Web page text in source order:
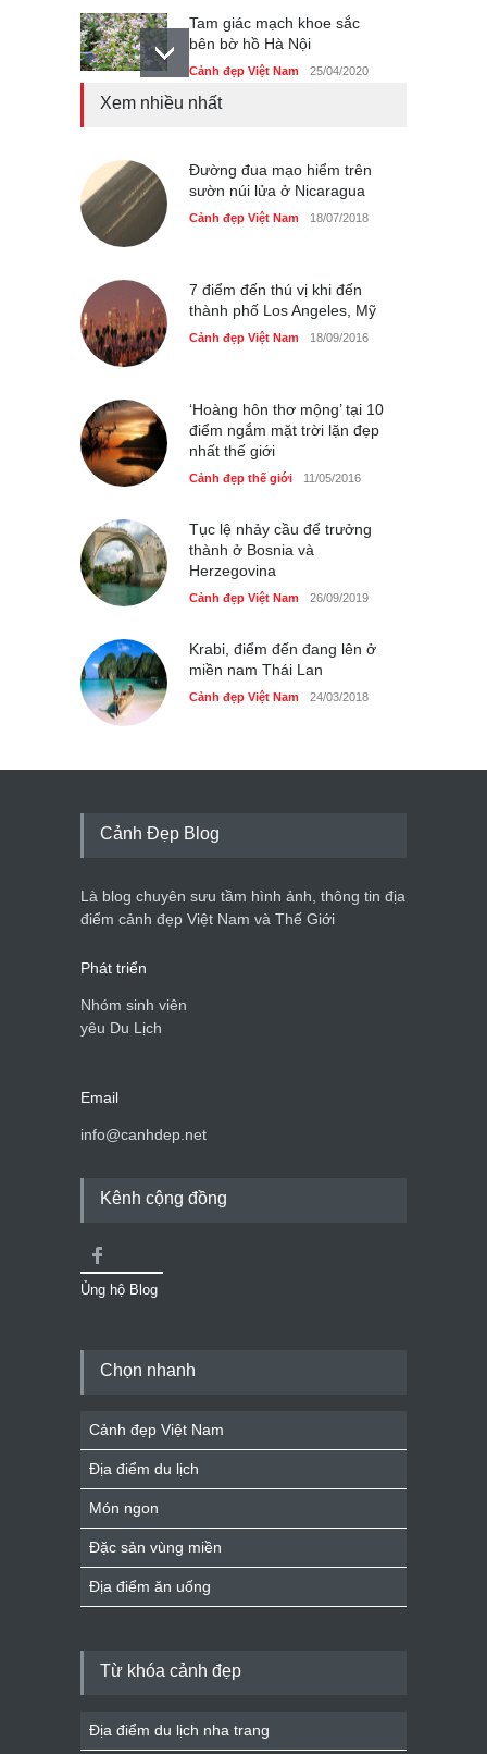
Tam giác mạch khoe sắc
bên bờ hồ Hà Nội
Cảnh đẹp Việt Nam 25/04/2020
Cảnh đẹp Việt Nam 24/04/2020
Những món ăn đồng quê
Xem nhiều nhất
Đường đua mạo hiểm trên
sườn núi lửa ở Nicaragua
Cảnh đẹp Việt Nam 18/07/2018
7 điểm đến thú vị khi đến
thành phố Los Angeles, Mỹ
Cảnh đẹp Việt Nam 18/09/2016
‘Hoàng hôn thơ mộng’ tại 10
điểm ngắm mặt trời lặn đẹp
nhất thế giới
Cảnh đẹp thế giới 11/05/2016
Tục lệ nhảy cầu để trưởng
thành ở Bosnia và
Herzegovina
Cảnh đẹp Việt Nam 26/09/2019
Krabi, điểm đến đang lên ở
miền nam Thái Lan
Cảnh đẹp Việt Nam 24/03/2018
Cảnh Đẹp Blog
Là blog chuyên sưu tầm hình ảnh, thông tin địa
điểm cảnh đẹp Việt Nam và Thế Giới
Phát triển
Nhóm sinh viên
yêu Du Lịch
Email
info@canhdep.net
Kênh cộng đồng
Ủng hộ Blog
Chọn nhanh
Cảnh đẹp Việt Nam
Địa điểm du lịch
Món ngon
Đặc sản vùng miền
Địa điểm ăn uống
Từ khóa cảnh đẹp
Địa điểm du lịch nha trang